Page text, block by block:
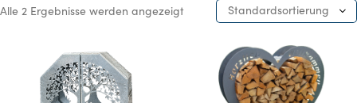
Alle 2 Ergebnisse werden angezeigt Standardsortierung